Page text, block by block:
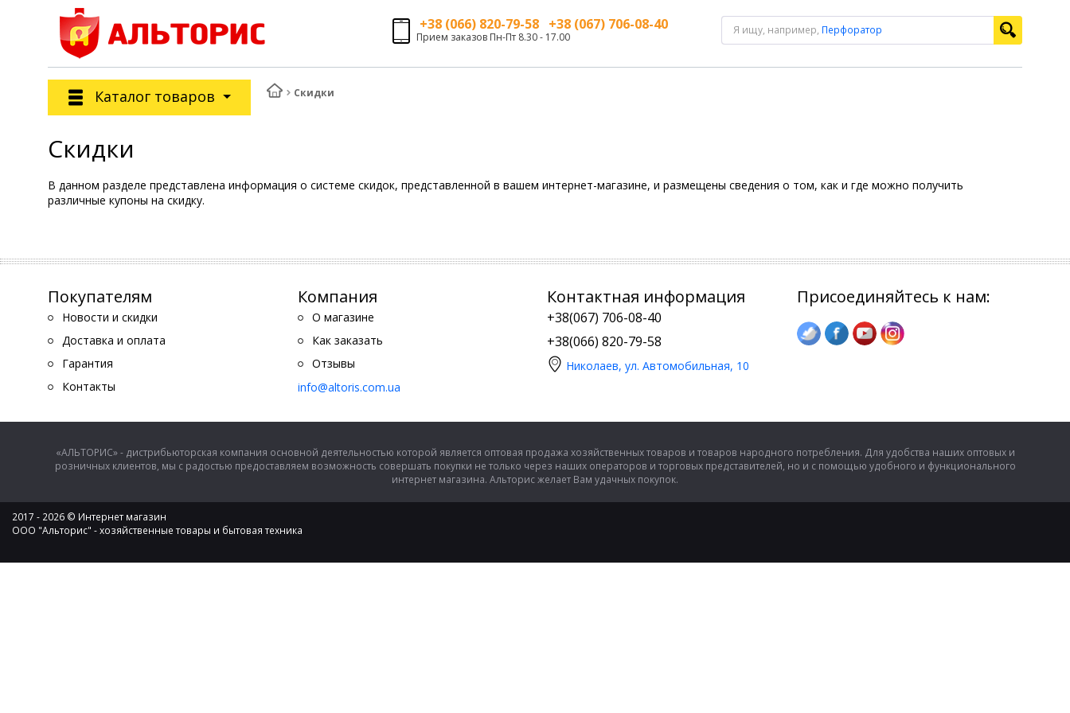
+38 (066) 820-79-58 +38 (067) 706-08-40
Прием заказов Пн-Пт 8.30 - 17.00
Я ищу, например, Перфоратор
Каталог товаров Скидки
Скидки
В данном разделе представлена информация о системе скидок, представленной в вашем интернет-магазине, и размещены сведения о том, как и где можно получить
различные купоны на скидку.
Покупателям
Новости и скидки
Доставка и оплата
Гарантия
Контакты
Компания
О магазине
Как заказать
Отзывы
info@altoris.com.ua
Контактная информация
+38(067) 706-08-40
+38(066) 820-79-58
Николаев, ул. Автомобильная, 10
Присоединяйтесь к нам:
«АЛЬТОРИС» - дистрибьюторская компания основной деятельностью которой является оптовая продажа хозяйственных товаров и товаров народного потребления. Для удобства наших оптовых и
розничных клиентов, мы с радостью предоставляем возможность совершать покупки не только через наших операторов и торговых представителей, но и с помощью удобного и функционального
интернет магазина. Альторис желает Вам удачных покупок.
2017 - 2026 © Интернет магазин
ООО "Альторис" - хозяйственные товары и бытовая техника